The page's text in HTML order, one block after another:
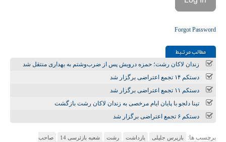
Forgot Password
مطالب مرتـبط
زندان لاکان رشت؛ حمزه درویش پس از ضرب‌وشتم به بهداری منتقل شد
دستکم ۱۴ تجمع اعتراضی برگزار شد
دستکم ۱۱ تجمع اعتراضی برگزار شد
تینا دلجو با پایان ایام مرخصی به زندان لاکان رشت بازگشت
دستکم ۶ تجمع اعتراضی برگزار شد
برچسب ها: بازپرس جلیلی بازداشت رشت شعبه بازئرسی 14 صاحب